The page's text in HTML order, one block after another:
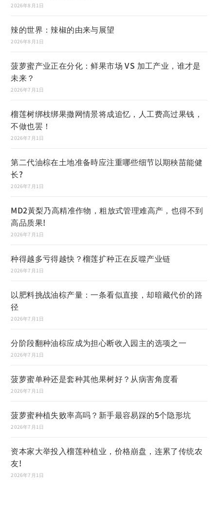
2026年8月1日
辣的世界：辣椒的由来与展望
2026年8月1日
菠萝蜜产业正在分化：鲜果市场 VS 加工产业，谁才是
未来？
2026年7月1日
榴莲树绑枝绑果撒网情景将成追忆，人工费高过果钱，
不做也罢！
2026年7月1日
第二代油棕在土地准备時应注重哪些细节以期秧苗能健
长?
2026年7月1日
MD2黃梨乃高精准作物，粗放式管理难高产，也得不到
高品质果!
2026年7月1日
种得越多亏得越快？榴莲扩种正在反噬产业链
2026年7月1日
以肥料挑战油棕产量：一条看似直接，却暗藏代价的路
径
2026年7月1日
分阶段翻种油棕应成为担心断收入园主的选项之一
2026年7月1日
菠萝蜜单种还是套种其他果树好？从病害角度看
2026年7月1日
菠萝蜜种植失败率高吗？新手最容易踩的5个隐形坑
2026年7月1日
资本家大举投入榴莲种植业，价格崩盘，连累了传统农
友!
2026年7月1日